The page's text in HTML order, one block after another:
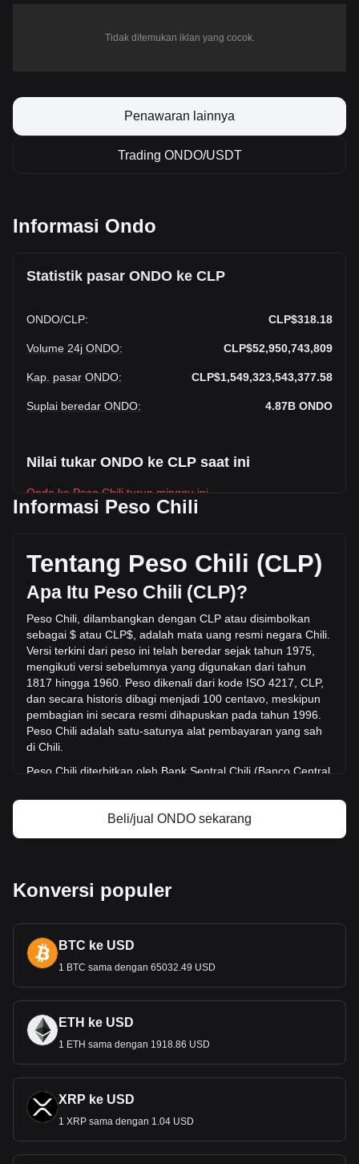
Tidak ditemukan iklan yang cocok.
Penawaran lainnya
Trading ONDO/USDT
Informasi Ondo
Statistik pasar ONDO ke CLP
ONDO/CLP: CLP$318.18
Volume 24j ONDO: CLP$52,950,743,809
Kap. pasar ONDO: CLP$1,549,323,543,377.58
Suplai beredar ONDO: 4.87B ONDO
Nilai tukar ONDO ke CLP saat ini
Ondo ke Peso Chili turun minggu ini.
CLP$1,549,323,543,377.58 CLP berdasarkan suplai
beredar sebanyak 4,869,330,400 ONDO. Volume
perdagangan sebesar Ondo telah berubah -51.77%
(CLP$-56,846,799,848.13 CLP) dalam 24 jam terakhir.
Pada hari perdagangan terakhir, volume perdagangan
ONDO adalah CLP$109,797,543,657.13.
Info lebih lanjut tentang Ondo di Bitget
Prediksi harga Ondo
Informasi Peso Chili
Tentang Peso Chili (CLP)
Apa Itu Peso Chili (CLP)?
Peso Chili, dilambangkan dengan CLP atau disimbolkan
sebagai $ atau CLP$, adalah mata uang resmi negara Chili.
Versi terkini dari peso ini telah beredar sejak tahun 1975,
mengikuti versi sebelumnya yang digunakan dari tahun
1817 hingga 1960. Peso dikenali dari kode ISO 4217, CLP,
dan secara historis dibagi menjadi 100 centavo, meskipun
pembagian ini secara resmi dihapuskan pada tahun 1996.
Peso Chili adalah satu-satunya alat pembayaran yang sah
di Chili.
Peso Chili diterbitkan oleh Bank Sentral Chili (Banco Central
kebijakan moneter negara, termasuk penerbitan dan
pengaturan mata uang negara. Didirikan pada tahun 1925,
bertanggung jawab untuk mengelola cadangan devisa
negara dan menerapkan kebijakan moneter untuk
Bagaimana Sejarah CLP?
dengan nilai 8 real kolonial Spanyol. Peso mengalami
beberapa transformasi pada tahun-tahun awalnya,
termasuk perubahan dalam pembagiannya dan pematokan
ke mata uang asing seperti franc Prancis dan pound sterlin
Inggris. Pada tahun 1960, peso digantikan oleh escudo
dengan nilai 1 escudo = 1.000 peso, dan kemudian
diperkenalkan kembali dalam bentuknya yang sekarang
pada tahun 1975, menggantikan escudo dengan nilai 1
peso = 1.000 escudo.
Uang Kertas dan Koin CLP
Beli/jual ONDO sekarang
Konversi populer
BTC ke USD
1 BTC sama dengan 65032.49 USD
ETH ke USD
1 ETH sama dengan 1918.86 USD
XRP ke USD
1 XRP sama dengan 1.04 USD